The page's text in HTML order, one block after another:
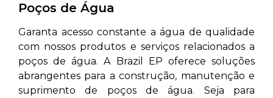
Poços de Água
Garanta acesso constante a água de qualidade
com nossos produtos e serviços relacionados a
poços de água. A Brazil EP oferece soluções
abrangentes para a construção, manutenção e
suprimento de poços de água. Seja para